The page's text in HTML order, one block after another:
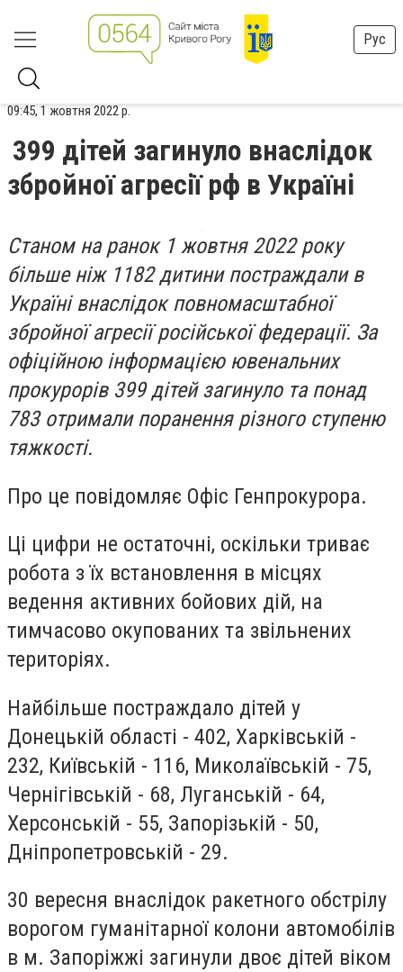
Рус
09:45, 1 жовтня 2022 р.
399 дітей загинуло внаслідок
збройної агресії рф в Україні
Станом на ранок 1 жовтня 2022 року
більше ніж 1182 дитини постраждали в
Україні внаслідок повномасштабної
збройної агресії російської федерації. За
офіційною інформацією ювенальних
прокурорів 399 дітей загинуло та понад
783 отримали поранення різного ступеню
тяжкості.
Про це повідомляє Офіс Генпрокурора.
Ці цифри не остаточні, оскільки триває
робота з їх встановлення в місцях
ведення активних бойових дій, на
тимчасово окупованих та звільнених
територіях.
Найбільше постраждало дітей у
Донецькій області - 402, Харківській -
232, Київській - 116, Миколаївській - 75,
Чернігівській - 68, Луганській - 64,
Херсонській - 55, Запорізькій - 50,
Дніпропетровській - 29.
30 вересня внаслідок ракетного обстрілу
ворогом гуманітарної колони автомобілів
в м. Запоріжжі загинули двоє дітей віком